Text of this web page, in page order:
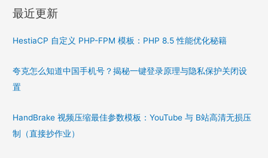
最近更新
HestiaCP 自定义 PHP-FPM 模板：PHP 8.5 性能优化秘籍
夸克怎么知道中国手机号？揭秘一键登录原理与隐私保护关闭设
置
HandBrake 视频压缩最佳参数模板：YouTube 与 B站高清无损压
制（直接抄作业）